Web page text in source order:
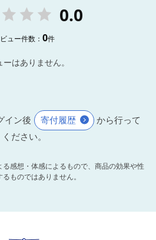
0.0
ュー件数：0件
ーはありません。
イン後 寄付履歴
から行って
ください。
感想・体感によるもので、商品の効果や性
ものではありません。